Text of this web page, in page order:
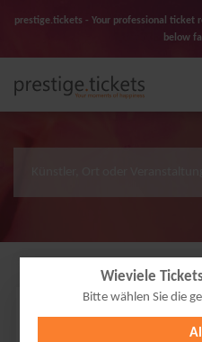
prestige.tickets - Your professional ticket
below
Wieviele
Bitte wählen Sie die
22